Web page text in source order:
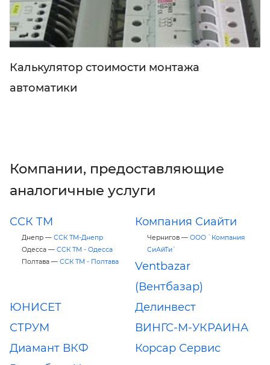
Калькулятор стоимости монтажа
автоматики
Компании, предоставляющие
аналогичные услуги
ССК ТМ
Днепр — ССК ТМ-Днепр
Одесса — CCК ТМ - Одесса
Полтава — ССК ТМ - Полтава
Компания Сиайти
Чернигов — ООО `Компания
СиАйТи`
Ventbazar
(Вентбазар)
ЮНИСЕТ
Делинвест
СТРУМ
ВИНГС-М-УКРАИНА
Диамант ВКФ
Корсар Сервис